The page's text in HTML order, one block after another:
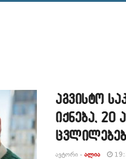
აგვისტო
იქნება, 20
ᲐᲕᲢᲝᲠᲘ - ᲐᲚᲘᲐ